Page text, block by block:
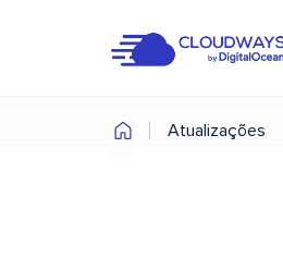
Atualizações